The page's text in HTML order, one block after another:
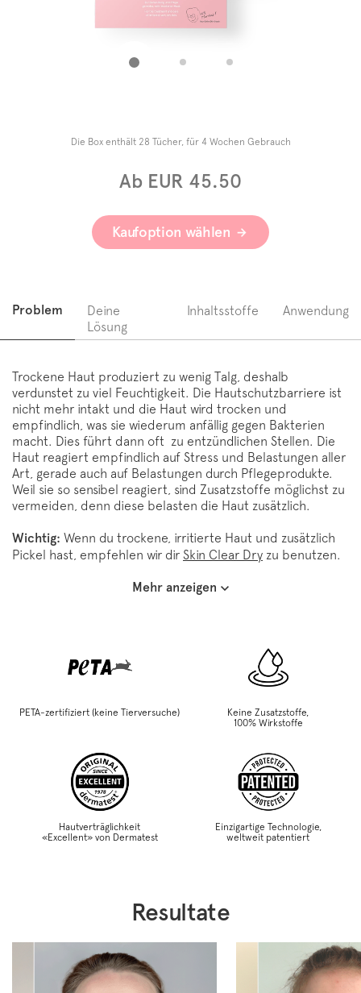
Ab EUR 45.50
Die Box enthält 28 Tücher, für 4 Wochen Gebrauch
Kaufoption wählen
Problem
Deine
Lösung
Inhaltsstoffe Anwendung
Trockene Haut produziert zu wenig Talg, deshalb
verdunstet zu viel Feuchtigkeit. Die Hautschutzbarriere ist
nicht mehr intakt und die Haut wird trocken und
empfindlich, was sie wiederum anfällig gegen Bakterien
macht. Dies führt dann oft zu entzündlichen Stellen. Die
Haut reagiert empfindlich auf Stress und Belastungen aller
Art, gerade auch auf Belastungen durch Pflegeprodukte.
Weil sie so sensibel reagiert, sind Zusatzstoffe möglichst zu
vermeiden, denn diese belasten die Haut zusätzlich.
Wichtig: Wenn du trockene, irritierte Haut und zusätzlich
Pickel hast, empfehlen wir dir Skin Clear Dry zu benutzen.
Mehr anzeigen
PETA-zertifiziert (keine Tierversuche)
Keine Zusatzstoffe,
100% Wirkstoffe
Hautverträglichkeit
«Excellent» von Dermatest
Einzigartige Technologie,
weltweit patentiert
Resultate